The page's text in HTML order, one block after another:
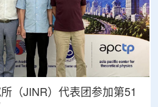
（JINR）代表团参加第51